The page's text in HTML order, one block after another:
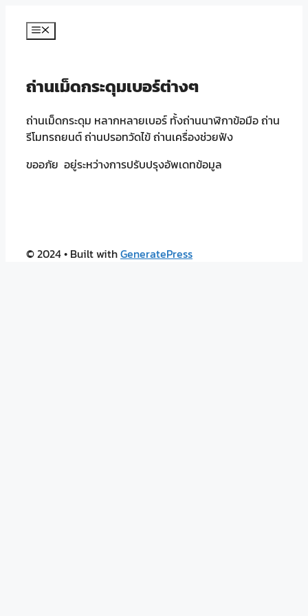
Menu
ถ่านเม็ดกระดุมเบอร์ต่างๆ
ถ่านเม็ดกระดุม หลากหลายเบอร์ ทั้งถ่านนาฬิกาข้อมือ ถ่าน
รีโมทรถยนต์ ถ่านปรอทวัดไข้ ถ่านเครื่องช่วยฟัง
ขออภัย อยู่ระหว่างการปรับปรุงอัพเดทข้อมูล
© 2024• Built withGeneratePress